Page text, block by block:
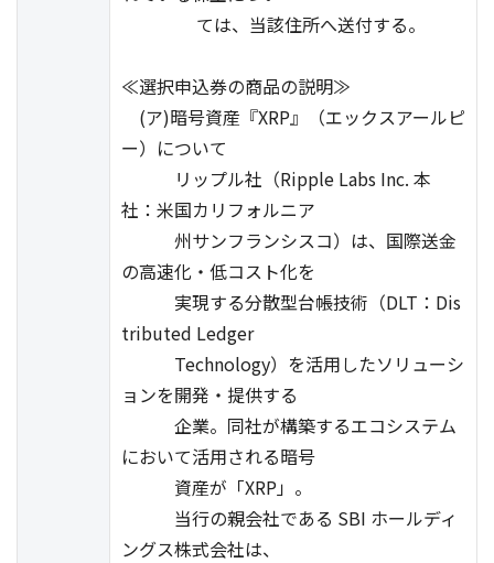
ては、当該住所へ送付する。
≪選択申込券の商品の説明≫
(ア)暗号資産『XRP』（エックスアールピ
ー）について
リップル社（Ripple Labs Inc. 本
社：米国カリフォルニア
州サンフランシスコ）は、国際送金
の高速化・低コスト化を
実現する分散型台帳技術（DLT：Dis
tributed Ledger
Technology）を活用したソリューシ
ョンを開発・提供する
企業。同社が構築するエコシステム
において活用される暗号
資産が「XRP」。
当行の親会社である SBI ホールディ
ングス株式会社は、